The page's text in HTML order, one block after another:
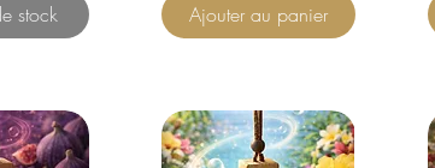
stock Ajouter au panier